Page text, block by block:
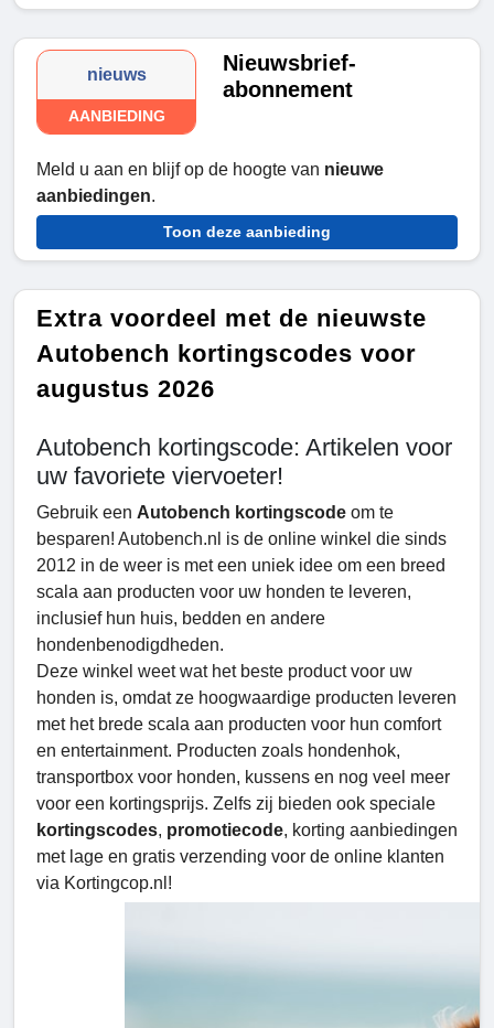
nieuws
AANBIEDING
Nieuwsbrief-
abonnement
Meld u aan en blijf op de hoogte van nieuwe
aanbiedingen.
Toon deze aanbieding
Extra voordeel met de nieuwste
Autobench kortingscodes voor
augustus 2026
Autobench kortingscode: Artikelen voor
uw favoriete viervoeter!
Gebruik een Autobench kortingscode om te
besparen! Autobench.nl is de online winkel die sinds
2012 in de weer is met een uniek idee om een breed
scala aan producten voor uw honden te leveren,
inclusief hun huis, bedden en andere
hondenbenodigdheden.
Deze winkel weet wat het beste product voor uw
honden is, omdat ze hoogwaardige producten leveren
met het brede scala aan producten voor hun comfort
en entertainment. Producten zoals hondenhok,
transportbox voor honden, kussens en nog veel meer
voor een kortingsprijs. Zelfs zij bieden ook speciale
kortingscodes, promotiecode, korting aanbiedingen
met lage en gratis verzending voor de online klanten
via Kortingcop.nl!